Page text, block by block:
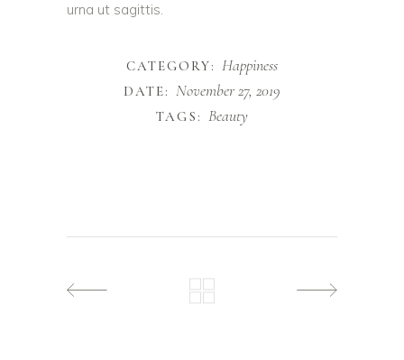
urna ut sagittis.
CATEGORY: Happiness
DATE: November 27, 2019
TAGS: Beauty